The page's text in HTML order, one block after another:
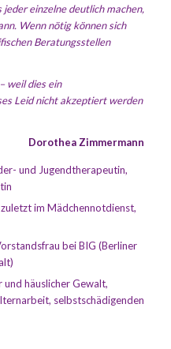
einzelne deutlich machen,
Wenn nötig können sich
Beratungsstellen
weil dies ein
Leid nicht akzeptiert werden
Dorothea Zimmermann
und Jugendtherapeutin,
im Mädchennotdienst,
bei BIG (Berliner
häuslicher Gewalt,
selbstschädigenden